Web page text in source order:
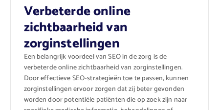
Verbeterde online
zichtbaarheid van
zorginstellingen
Een belangrijk voordeel van SEO in de zorg is de
verbeterde online zichtbaarheid van zorginstellingen.
Door effectieve SEO-strategieën toe te passen, kunnen
zorginstellingen ervoor zorgen dat zij beter gevonden
worden door potentiële patiënten die op zoek zijn naar